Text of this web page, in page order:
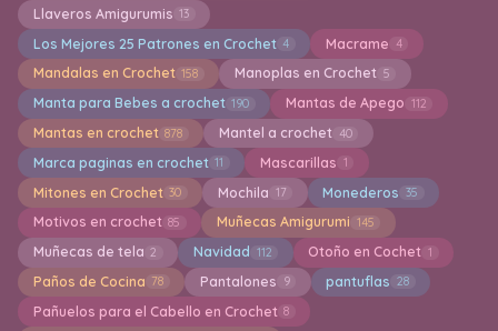
Llaveros Amigurumis 13
Los Mejores 25 Patrones en Crochet 4 Macrame 4
Mandalas en Crochet 158 Manoplas en Crochet 5
Manta para Bebes a crochet 190 Mantas de Apego 112
Mantas en crochet 878 Mantel a crochet 40
Marca paginas en crochet 11 Mascarillas 1
Mitones en Crochet 30 Mochila 17 Monederos 35
Motivos en crochet 85 Muñecas Amigurumi 145
Muñecas de tela 2 Navidad 112 Otoño en Cochet 1
Paños de Cocina 78 Pantalones 9 pantuflas 28
Pañuelos para el Cabello en Crochet 8